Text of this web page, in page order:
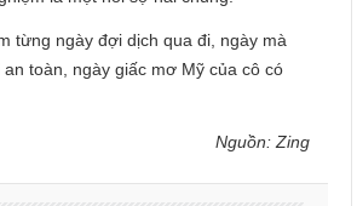
từng ngày đợi dịch qua đi, ngày mà
toàn, ngày giấc mơ Mỹ của cô có
Nguồn: Zing